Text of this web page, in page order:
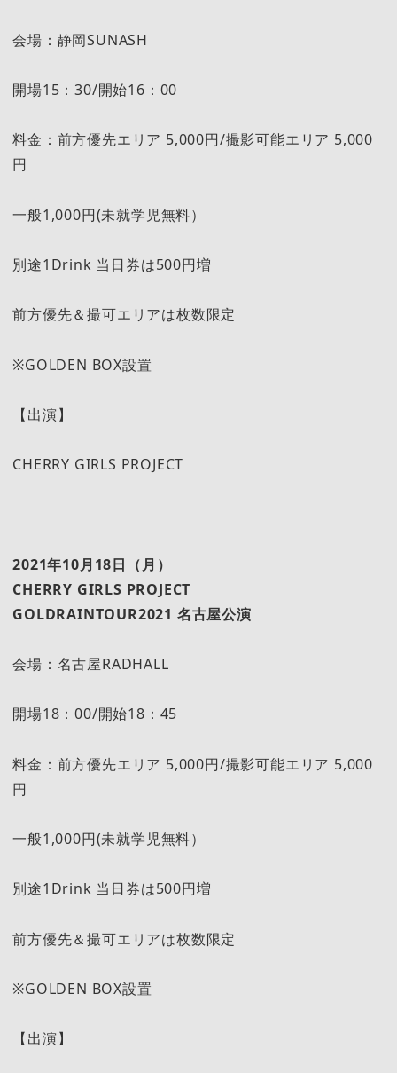
会場：静岡SUNASH
開場15：30/開始16：00
料金：前方優先エリア 5,000円/撮影可能エリア 5,000
円
一般1,000円(未就学児無料）
別途1Drink 当日券は500円増
前方優先＆撮可エリアは枚数限定
※GOLDEN BOX設置
【出演】
CHERRY GIRLS PROJECT
2021年10月18日（月）
CHERRY GIRLS PROJECT
GOLDRAINTOUR2021 名古屋公演
会場：名古屋RADHALL
開場18：00/開始18：45
料金：前方優先エリア 5,000円/撮影可能エリア 5,000
円
一般1,000円(未就学児無料）
別途1Drink 当日券は500円増
前方優先＆撮可エリアは枚数限定
※GOLDEN BOX設置
【出演】